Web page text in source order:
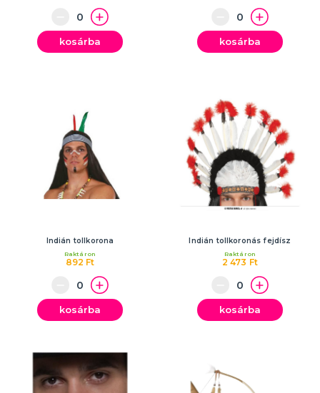
kosárba kosárba
Indián tollkorona
892 Ft
Raktáron
kosárba
Indián tollkoronás fejdísz
2 473 Ft
Raktáron
kosárba